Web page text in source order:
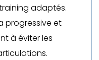
adaptés.
progressive et
à éviter les